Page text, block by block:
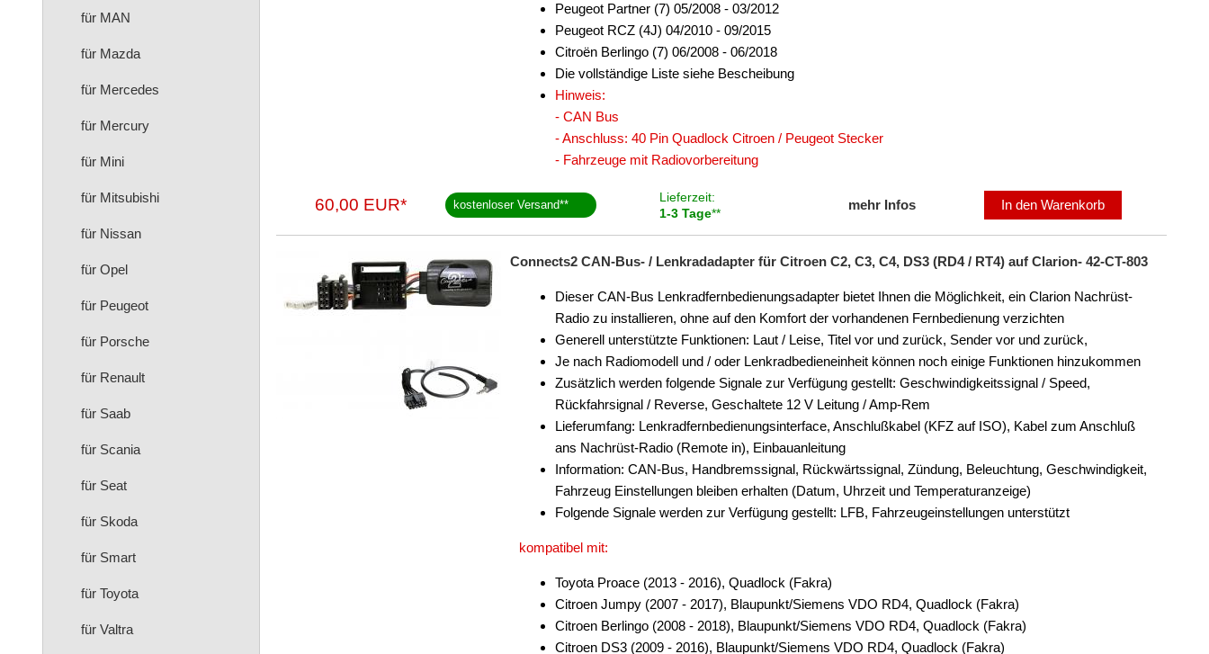
für MAN
für Mazda
für Mercedes
für Mercury
für Mini
für Mitsubishi
für Nissan
für Opel
für Peugeot
für Porsche
für Renault
für Saab
für Scania
für Seat
für Skoda
für Smart
für Toyota
für Valtra
Peugeot Partner (7) 05/2008 - 03/2012
Peugeot RCZ (4J) 04/2010 - 09/2015
Citroën Berlingo (7) 06/2008 - 06/2018
Die vollständige Liste siehe Bescheibung
Hinweis:
- CAN Bus
- Anschluss: 40 Pin Quadlock Citroen / Peugeot Stecker
- Fahrzeuge mit Radiovorbereitung
60,00 EUR* kostenloser Versand**
Lieferzeit:
1-3 Tage**
mehr Infos In den Warenkorb
Connects2 CAN-Bus- / Lenkradadapter für Citroen C2, C3, C4, DS3 (RD4 / RT4) auf Clarion- 42-CT-803
Dieser CAN-Bus Lenkradfernbedienungsadapter bietet Ihnen die Möglichkeit, ein Clarion Nachrüst-
Radio zu installieren, ohne auf den Komfort der vorhandenen Fernbedienung verzichten
Generell unterstützte Funktionen: Laut / Leise, Titel vor und zurück, Sender vor und zurück,
Je nach Radiomodell und / oder Lenkradbedieneinheit können noch einige Funktionen hinzukommen
Zusätzlich werden folgende Signale zur Verfügung gestellt: Geschwindigkeitssignal / Speed,
Rückfahrsignal / Reverse, Geschaltete 12 V Leitung / Amp-Rem
Lieferumfang: Lenkradfernbedienungsinterface, Anschlußkabel (KFZ auf ISO), Kabel zum Anschluß
ans Nachrüst-Radio (Remote in), Einbauanleitung
Information: CAN-Bus, Handbremssignal, Rückwärtssignal, Zündung, Beleuchtung, Geschwindigkeit,
Fahrzeug Einstellungen bleiben erhalten (Datum, Uhrzeit und Temperaturanzeige)
Folgende Signale werden zur Verfügung gestellt: LFB, Fahrzeugeinstellungen unterstützt
kompatibel mit:
Toyota Proace (2013 - 2016), Quadlock (Fakra)
Citroen Jumpy (2007 - 2017), Blaupunkt/Siemens VDO RD4, Quadlock (Fakra)
Citroen Berlingo (2008 - 2018), Blaupunkt/Siemens VDO RD4, Quadlock (Fakra)
Citroen DS3 (2009 - 2016), Blaupunkt/Siemens VDO RD4, Quadlock (Fakra)